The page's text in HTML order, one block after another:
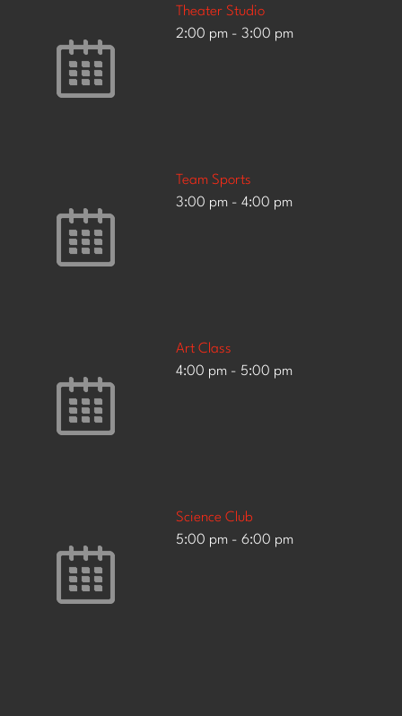
Theater Studio
2:00 pm- 3:00 pm
Team Sports
3:00 pm- 4:00 pm
Art Class
4:00 pm- 5:00 pm
Science Club
5:00 pm- 6:00 pm